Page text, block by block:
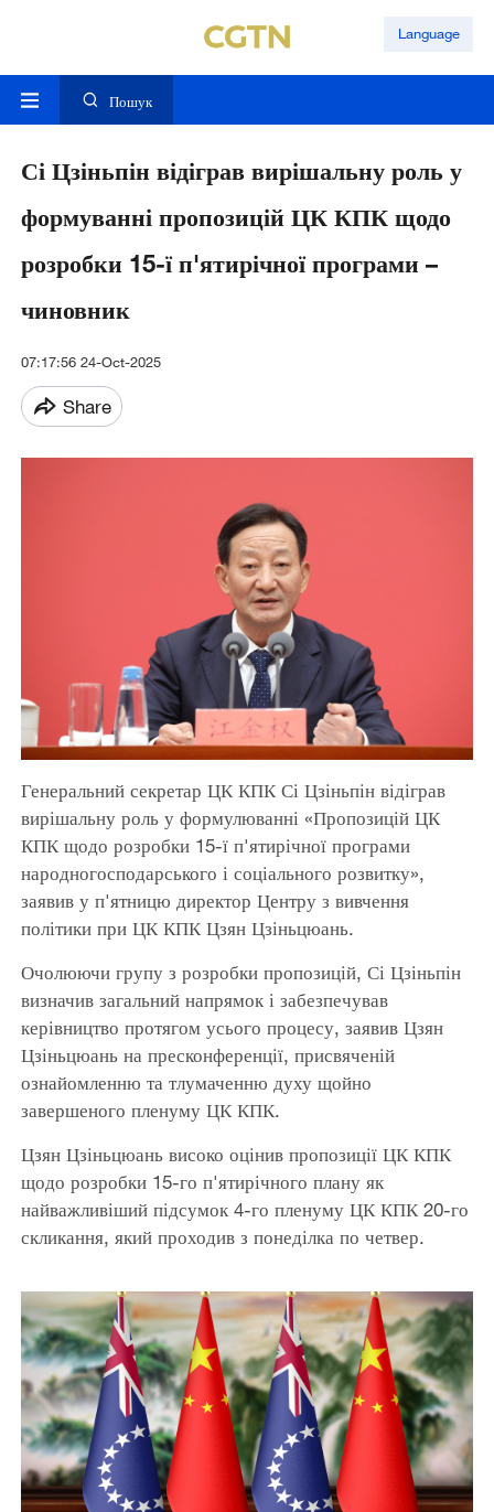
Language
Пошук
Сі Цзіньпін відіграв вирішальну роль у
формуванні пропозицій ЦК КПК щодо
розробки 15-ї п'ятирічної програми –
чиновник
07:17:56 24-Oct-2025
Share
Генеральний секретар ЦК КПК Сі Цзіньпін відіграв
вирішальну роль у формулюванні «Пропозицій ЦК
КПК щодо розробки 15-ї п'ятирічної програми
народногосподарського і соціального розвитку»,
заявив у п'ятницю директор Центру з вивчення
політики при ЦК КПК Цзян Цзіньцюань.
Очолюючи групу з розробки пропозицій, Сі Цзіньпін
визначив загальний напрямок і забезпечував
керівництво протягом усього процесу, заявив Цзян
Цзіньцюань на пресконференції, присвяченій
ознайомленню та тлумаченню духу щойно
завершеного пленуму ЦК КПК.
Цзян Цзіньцюань високо оцінив пропозиції ЦК КПК
щодо розробки 15-го п'ятирічного плану як
найважливіший підсумок 4-го пленуму ЦК КПК 20-го
скликання, який проходив з понеділка по четвер.